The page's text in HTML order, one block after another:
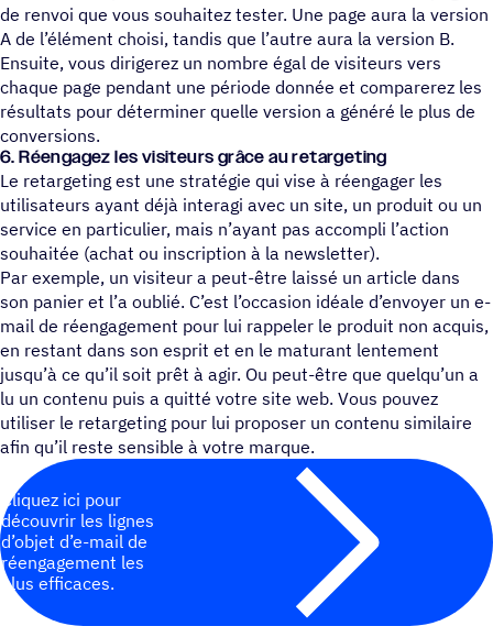
de renvoi que vous souhaitez tester. Une page aura la version
A de l’élément choisi, tandis que l’autre aura la version B.
Ensuite, vous dirigerez un nombre égal de visiteurs vers
chaque page pendant une période donnée et comparerez les
résultats pour déterminer quelle version a généré le plus de
conversions.
6. Réengagez les visiteurs grâce au retargeting
Le retargeting est une stratégie qui vise à réengager les
utilisateurs ayant déjà interagi avec un site, un produit ou un
service en particulier, mais n’ayant pas accompli l’action
souhaitée (achat ou inscription à la newsletter).
Par exemple, un visiteur a peut-être laissé un article dans
son panier et l’a oublié. C’est l’occasion idéale d’envoyer un e-
mail de réengagement pour lui rappeler le produit non acquis,
en restant dans son esprit et en le maturant lentement
jusqu’à ce qu’il soit prêt à agir. Ou peut-être que quelqu’un a
lu un contenu puis a quitté votre site web. Vous pouvez
utiliser le retargeting pour lui proposer un contenu similaire
afin qu’il reste sensible à votre marque.
Cliquez ici pour
découvrir les lignes
d’objet d’e-mail de
réengagement les
plus efficaces.